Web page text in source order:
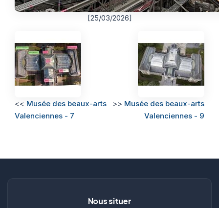
[25/03/2026]
<< Musée des beaux-arts
Valenciennes - 7
>> Musée des beaux-arts
Valenciennes - 9
Nous situer